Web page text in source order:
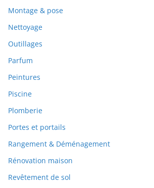
Montage & pose
Nettoyage
Outillages
Parfum
Peintures
Piscine
Plomberie
Portes et portails
Rangement & Déménagement
Rénovation maison
Revêtement de sol